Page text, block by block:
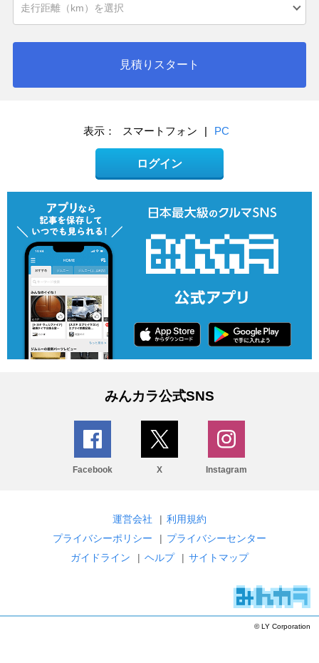
見積りスタート
表示： スマートフォン | PC
ログイン
みんカラ公式SNS
Facebook X Instagram
運営会社 | 利用規約
プライバシーポリシー
| プライバシーセンター
ガイドライン
| ヘルプ | サイトマップ
© LY Corporation